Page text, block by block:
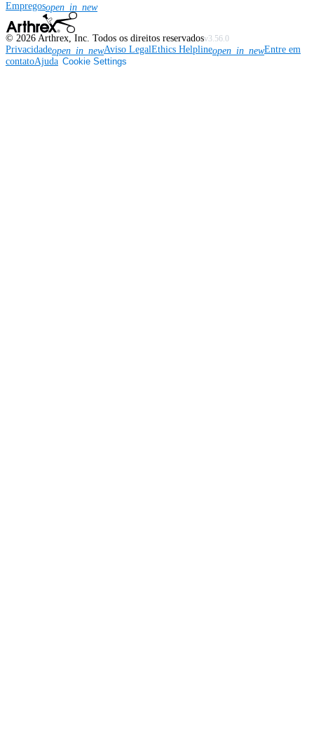
Empregosopen_in_new
© 2026 Arthrex, Inc. Todos os direitos reservadosv3.56.0
Privacidadeopen_in_newAviso LegalEthics Helplineopen_in_newEntre em
contatoAjuda Cookie Settings